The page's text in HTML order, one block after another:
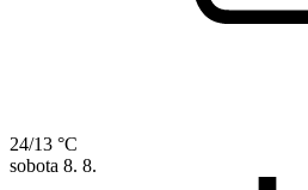
24/13 °C
sobota 8. 8.